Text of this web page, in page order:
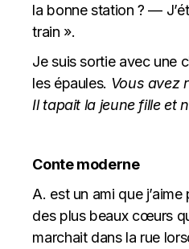
la bonne station ? —
train ».
Je suis sortie avec une
les épaules. Vous avez
Il tapait la jeune fille et
Conte moderne
A. est un ami que
des plus beaux cœurs
marchait dans la rue